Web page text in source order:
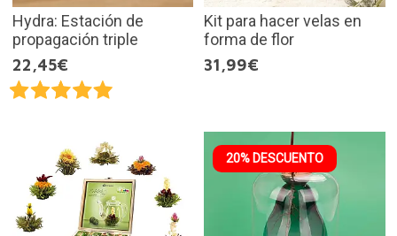
Hydra: Estación de
propagación triple
22,45€
Kit para hacer velas en
forma de flor
31,99€
20% DESCUENTO